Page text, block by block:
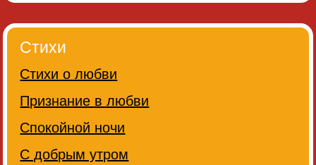
Стихи
Стихи о любви
Признание в любви
Спокойной ночи
С добрым утром